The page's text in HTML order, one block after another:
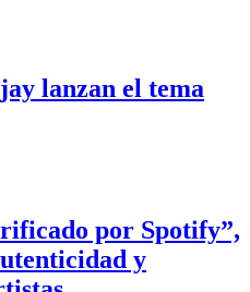
lanzan el tema
por Spotify”,
y